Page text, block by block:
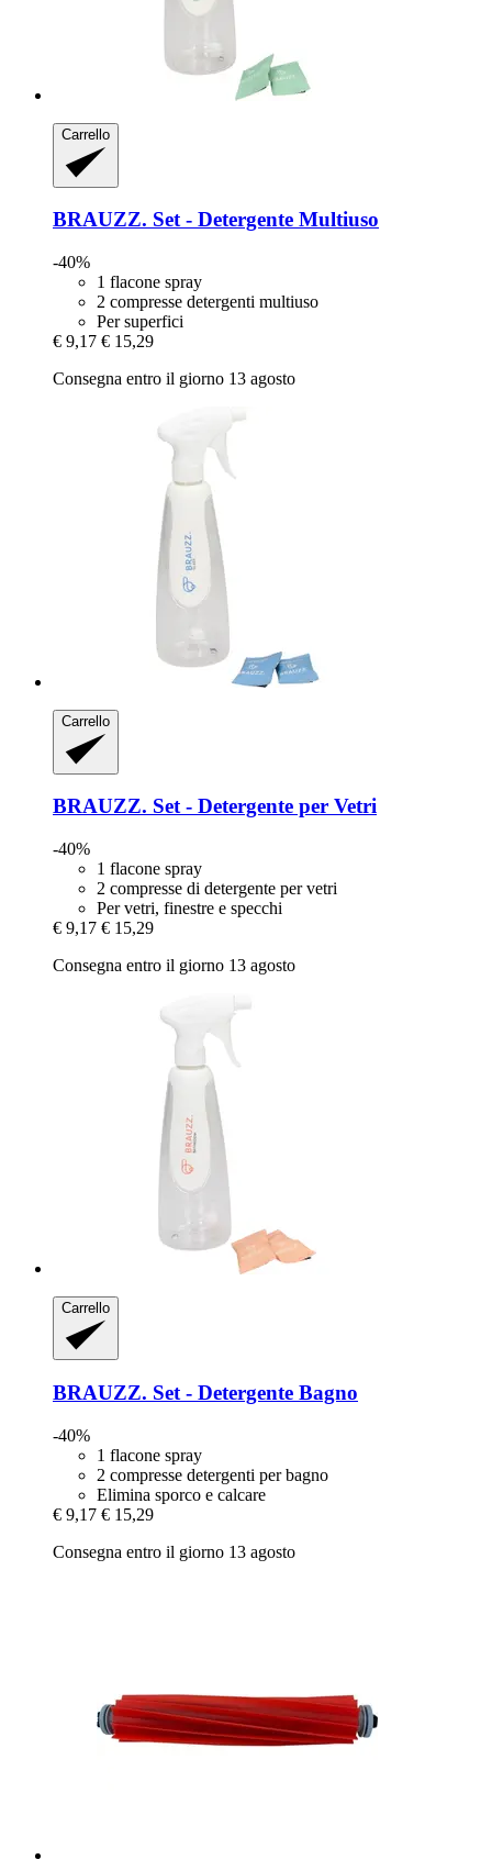
Carrello
BRAUZZ. Set -​ Detergente Multiuso
-40%
1 flacone spray
2 compresse detergenti multiuso
Per superfici
€ 9,17 € 15,29
Consegna entro il giorno 13 agosto
Carrello
BRAUZZ. Set -​ Detergente per Vetri
-40%
1 flacone spray
2 compresse di detergente per vetri
Per vetri, finestre e specchi
€ 9,17 € 15,29
Consegna entro il giorno 13 agosto
Carrello
BRAUZZ. Set -​ Detergente Bagno
-40%
1 flacone spray
2 compresse detergenti per bagno
Elimina sporco e calcare
€ 9,17 € 15,29
Consegna entro il giorno 13 agosto